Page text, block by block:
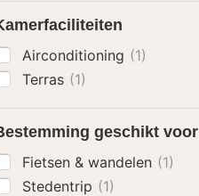
Airconditioning (1)
Terras (1)
geschikt voor
Fietsen & wandelen (1)
Stedentrip (1)